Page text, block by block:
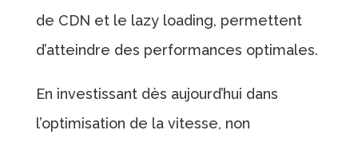
de CDN et le lazy loading, permettent
d’atteindre des performances optimales.
En investissant dès aujourd’hui dans
l’optimisation de la vitesse, non